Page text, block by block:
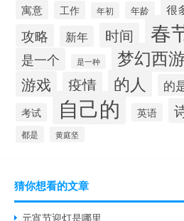
寓意 工作 年初 年龄 很
攻略 新年 时间 春
是一个 是一种 梦幻西游
游戏 疫情 的人 的
考试 自己的 英语
都是 黄庭坚
猜你想看的文章
元宵节迎灯是哪里